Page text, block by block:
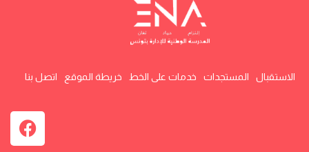
الاستقبال المستجدات خدمات على الخط خريطة الموقع اتصل بنا